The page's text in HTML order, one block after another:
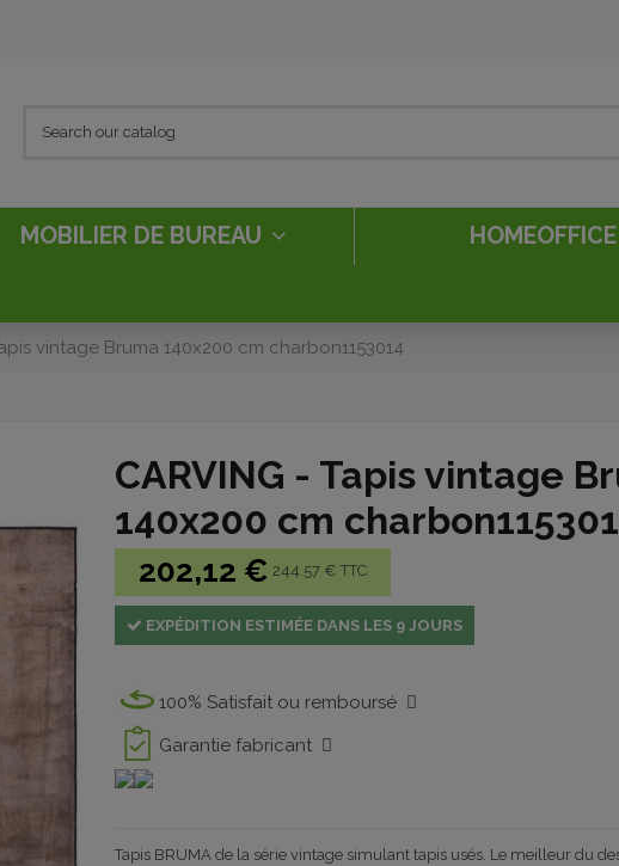
MOBILIER DE BUREAU HOMEOFFICE
vintage Bruma 140x200 cm charbon1153014
CARVING - Tapis vintage
140x200 cm
202,12 € 244.57 € TTC
EXPÉDITION ESTIMÉE DANS LES 9 JOURS
100% Satisfait ou remboursé
Garantie fabricant
Tapis BRUMA de la série vintage simulant tapis usés. Le meilleur du